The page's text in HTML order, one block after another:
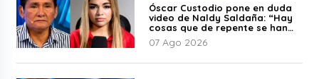
Óscar Custodio pone en duda
video de Naldy Saldaña: “Hay
cosas que de repente se han
editado”
07 Ago 2026